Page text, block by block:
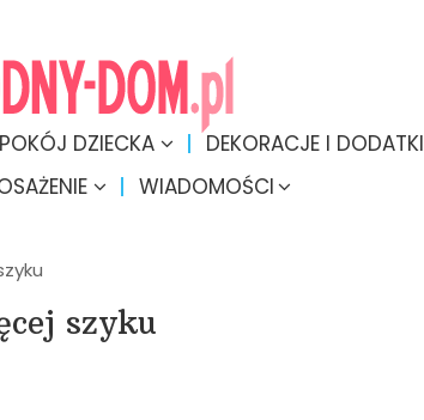
POKÓJ DZIECKA DEKORACJE I DODATKI
WIADOMOŚCI
szyku